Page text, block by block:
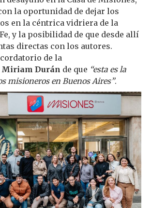
la oportunidad de dejar los
en la céntrica vidriera de la
y la posibilidad de que desde allí
directas con los autores.
de la
Miriam Durán de que “esta es la
misioneros en Buenos Aires”.